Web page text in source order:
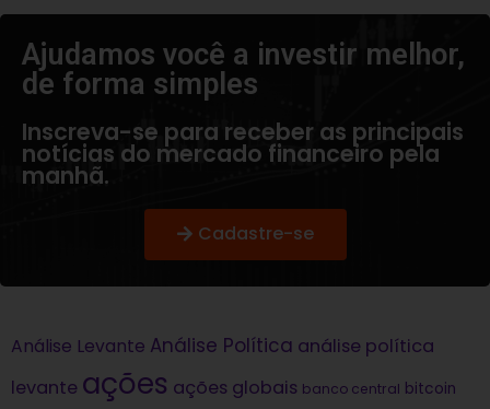
Ajudamos você a investir melhor,
de forma simples​
Inscreva-se para receber as principais
notícias do mercado financeiro pela
manhã.
Cadastre-se
Análise Levante Análise Política análise política
levante ações ações globais banco central bitcoin